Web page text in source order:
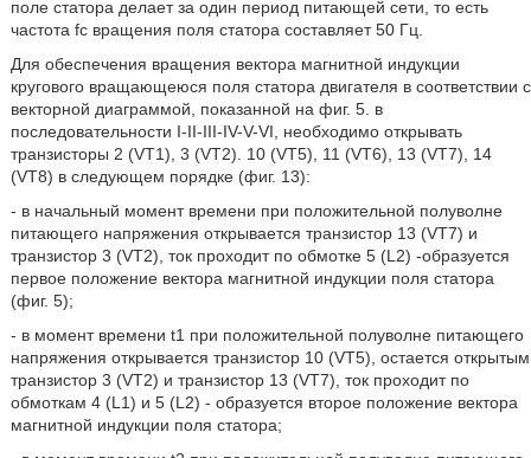
поле статора делает за один период питающей сети, то есть
частота fc вращения поля статора составляет 50 Гц.
Для обеспечения вращения вектора магнитной индукции
кругового вращающеюся поля статора двигателя в соответствии с
векторной диаграммой, показанной на фиг. 5. в
последовательности I-II-III-IV-V-VI, необходимо открывать
транзисторы 2 (VT1), 3 (VT2). 10 (VT5), 11 (VT6), 13 (VT7), 14
(VT8) в следующем порядке (фиг. 13):
- в начальный момент времени при положительной полуволне
питающего напряжения открывается транзистор 13 (VT7) и
транзистор 3 (VT2), ток проходит по обмотке 5 (L2) -образуется
первое положение вектора магнитной индукции поля статора
(фиг. 5);
- в момент времени t1 при положительной полуволне питающего
напряжения открывается транзистор 10 (VT5), остается открытым
транзистор 3 (VT2) и транзистор 13 (VT7), ток проходит по
обмоткам 4 (L1) и 5 (L2) - образуется второе положение вектора
магнитной индукции поля статора;